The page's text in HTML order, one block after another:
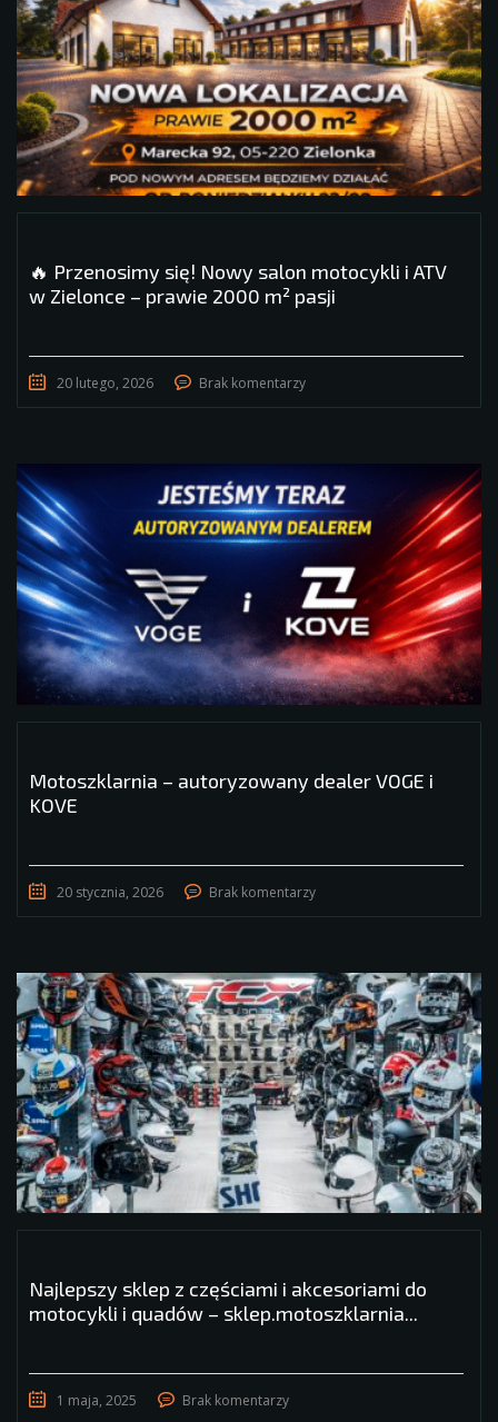
🔥 Przenosimy się! Nowy salon motocykli i ATV
w Zielonce – prawie 2000 m² pasji
20 lutego, 2026 Brak komentarzy
Motoszklarnia – autoryzowany dealer VOGE i
KOVE
20 stycznia, 2026 Brak komentarzy
Najlepszy sklep z częściami i akcesoriami do
motocykli i quadów – sklep.motoszklarnia...
1 maja, 2025 Brak komentarzy